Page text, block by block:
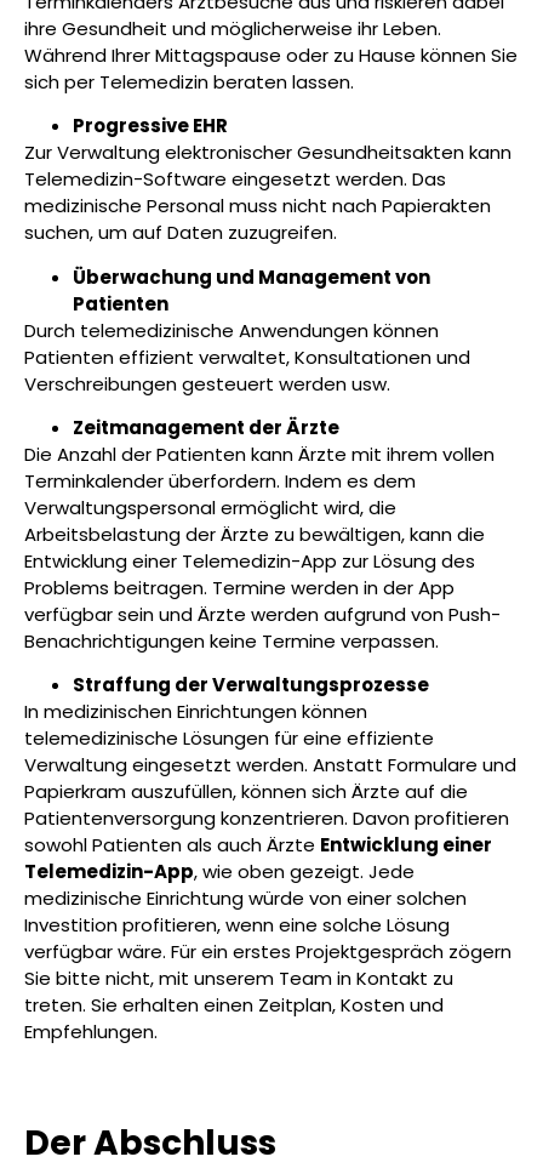
ihre Gesundheit und möglicherweise ihr Leben.
Während Ihrer Mittagspause oder zu Hause können Sie
sich per Telemedizin beraten lassen.
Progressive EHR
Zur Verwaltung elektronischer Gesundheitsakten kann
Telemedizin-Software eingesetzt werden. Das
medizinische Personal muss nicht nach Papierakten
suchen, um auf Daten zuzugreifen.
Überwachung und Management von
Patienten
Durch telemedizinische Anwendungen können
Patienten effizient verwaltet, Konsultationen und
Verschreibungen gesteuert werden usw.
Zeitmanagement der Ärzte
Die Anzahl der Patienten kann Ärzte mit ihrem vollen
Terminkalender überfordern. Indem es dem
Verwaltungspersonal ermöglicht wird, die
Arbeitsbelastung der Ärzte zu bewältigen, kann die
Entwicklung einer Telemedizin-App zur Lösung des
Problems beitragen. Termine werden in der App
verfügbar sein und Ärzte werden aufgrund von Push-
Benachrichtigungen keine Termine verpassen.
Straffung der Verwaltungsprozesse
In medizinischen Einrichtungen können
telemedizinische Lösungen für eine effiziente
Verwaltung eingesetzt werden. Anstatt Formulare und
Papierkram auszufüllen, können sich Ärzte auf die
Patientenversorgung konzentrieren. Davon profitieren
sowohl Patienten als auch Ärzte Entwicklung einer
Telemedizin-App, wie oben gezeigt. Jede
medizinische Einrichtung würde von einer solchen
Investition profitieren, wenn eine solche Lösung
verfügbar wäre. Für ein erstes Projektgespräch zögern
Sie bitte nicht, mit unserem Team in Kontakt zu
treten. Sie erhalten einen Zeitplan, Kosten und
Empfehlungen.
Der Abschluss